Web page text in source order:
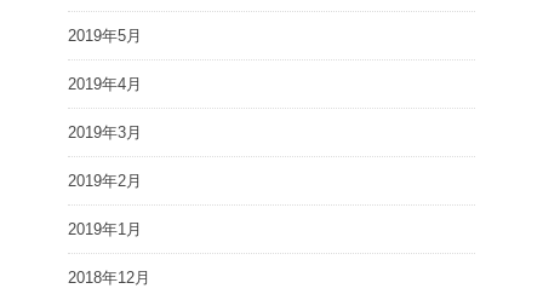
2019年5月
2019年4月
2019年3月
2019年2月
2019年1月
2018年12月